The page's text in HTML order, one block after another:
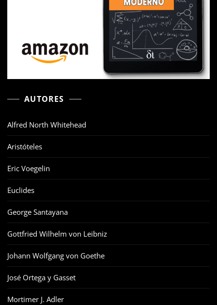
AUTORES
Alfred North Whitehead
Aristóteles
Eric Voegelin
Euclides
George Santayana
Gottfried Wilhelm von Leibniz
Johann Wolfgang von Goethe
José Ortega y Gasset
Mortimer J. Adler